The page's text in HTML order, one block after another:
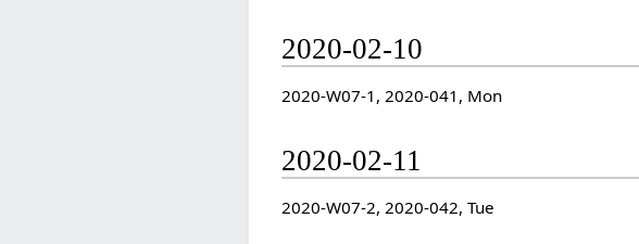
2020-02-10
2020-W07-1, 2020-041, Mon
2020-02-11
2020-W07-2, 2020-042, Tue